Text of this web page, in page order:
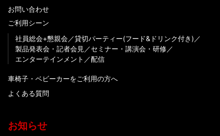
お問い合わせ
ご利用シーン
社員総会+懇親会
貸切パーティー(フード&ドリンク付き)
製品発表会・記者会見
セミナー・講演会・研修
エンターテインメント
配信
車椅子・ベビーカーをご利用の方へ
よくある質問
お知らせ